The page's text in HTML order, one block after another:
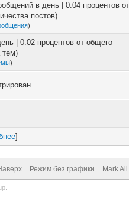
в день | 0.04 процентов от
постов)
)
| 0.02 процентов от общего
тем)
)
]
Режим без графики Mark